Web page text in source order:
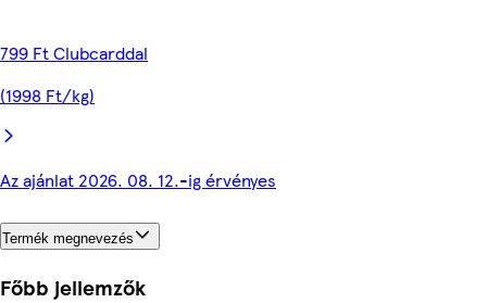
799 Ft Clubcarddal
(1998 Ft/kg)
Az ajánlat 2026. 08. 12.-ig érvényes
Termék megnevezés
Főbb jellemzők